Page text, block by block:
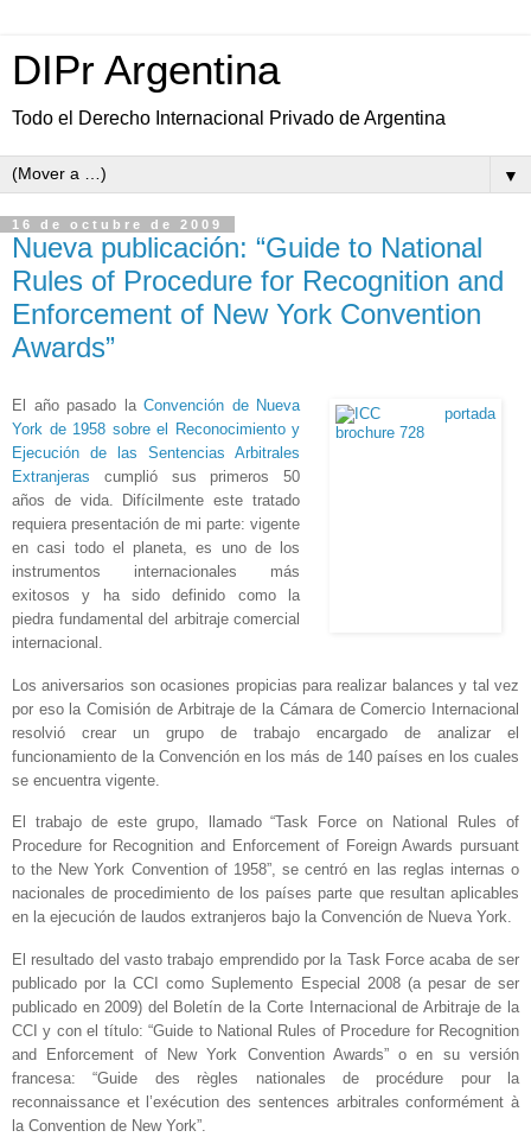
DIPr Argentina
Todo el Derecho Internacional Privado de Argentina
▼
16 de octubre de 2009
Nueva publicación: “Guide to National
Rules of Procedure for Recognition and
Enforcement of New York Convention
Awards”
El año pasado la Convención de Nueva
York de 1958 sobre el Reconocimiento y
Ejecución de las Sentencias Arbitrales
Extranjeras cumplió sus primeros 50
años de vida. Difícilmente este tratado
requiera presentación de mi parte: vigente
en casi todo el planeta, es uno de los
instrumentos internacionales más
exitosos y ha sido definido como la
piedra fundamental del arbitraje comercial
internacional.
Los aniversarios son ocasiones propicias para realizar balances y tal vez
por eso la Comisión de Arbitraje de la Cámara de Comercio Internacional
resolvió crear un grupo de trabajo encargado de analizar el
funcionamiento de la Convención en los más de 140 países en los cuales
se encuentra vigente.
El trabajo de este grupo, llamado “Task Force on National Rules of
Procedure for Recognition and Enforcement of Foreign Awards pursuant
to the New York Convention of 1958”, se centró en las reglas internas o
nacionales de procedimiento de los países parte que resultan aplicables
en la ejecución de laudos extranjeros bajo la Convención de Nueva York.
El resultado del vasto trabajo emprendido por la Task Force acaba de ser
publicado por la CCI como Suplemento Especial 2008 (a pesar de ser
publicado en 2009) del Boletín de la Corte Internacional de Arbitraje de la
CCI y con el título: “Guide to National Rules of Procedure for Recognition
and Enforcement of New York Convention Awards” o en su versión
francesa: “Guide des règles nationales de procédure pour la
reconnaissance et l’exécution des sentences arbitrales conformément à
la Convention de New York”.